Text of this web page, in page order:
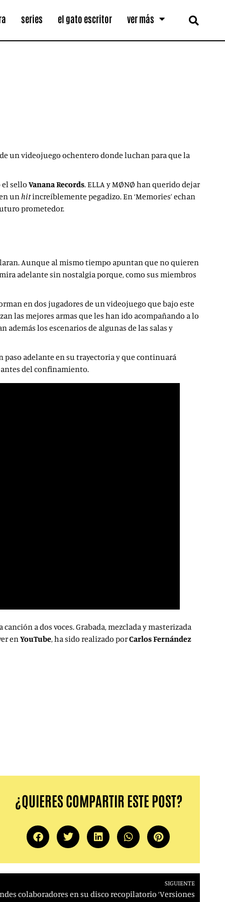
series el gato escritor ver más
un videojuego ochentero donde luchan para que la
el selloVanana Records. ELLA y MØNØ han querido dejar
unhitincreíblemente pegadizo. En ‘Memories’ echan
prometedor.
Aunque al mismo tiempo apuntan que no quieren
adelante sin nostalgia porque, como sus miembros
en dos jugadores de un videojuego que bajo este
las mejores armas que les han ido acompañando a lo
los escenarios de algunas de las salas y
paso adelante en su trayectoria y que continuará
del confinamiento.
a dos voces. Grabada, mezclada y masterizada
enYouTube, ha sido realizado porCarlos Fernández
¿QUIERES COMPARTIR ESTE POST?
SIGUIENTE
colaboradores en su disco recopilatorio ‘Versiones